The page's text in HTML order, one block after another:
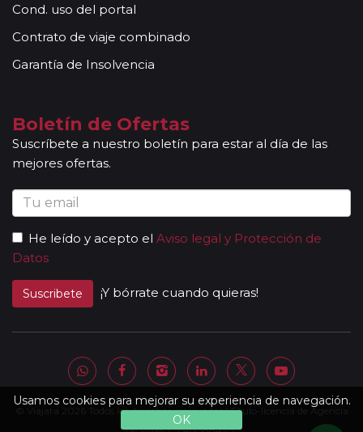
Usamos cookies para mejorar su experiencia de navegación.
OK
Cond. uso del portal
Contrato de viaje combinado
Garantía de Insolvencia
Boletín de Ofertas
Suscríbete a nuestro boletín para estar al día de las
mejores ofertas.
He leído y acepto el Aviso legal y Protección de
Datos
Suscribete ¡Y bórrate cuando quieras!
© Viajata 2026 Todos los derechos reservados | Título-licencia de Agencia